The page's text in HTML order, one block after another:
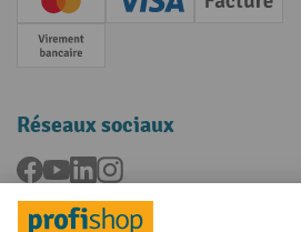
Creditcard (Master)Creditcard (Visa)
Facture
Paiement anticipé
Réseaux sociaux
Facebook
YouTubeLinkedInInstagram